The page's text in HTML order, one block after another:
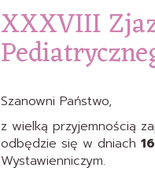
XXXVIII
Szanowni Państwo,
z wielką przyjemnością
odbędzie się w dniach
Wystawienniczym.